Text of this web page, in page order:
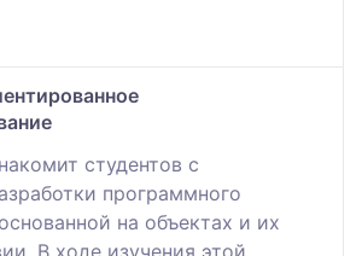
студентов с
программного
на объектах и их
В ходе изучения этой